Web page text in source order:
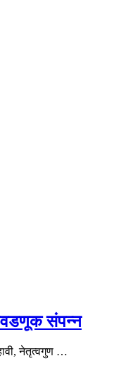
संपन्न
नेतृत्वगुण …